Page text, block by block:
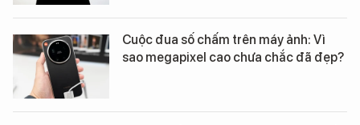
Cuộc đua số chấm trên máy ảnh: Vì
sao megapixel cao chưa chắc đã đẹp?